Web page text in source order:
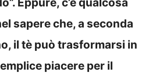
sapere che, a seconda
il tè può trasformarsi in
piacere per il